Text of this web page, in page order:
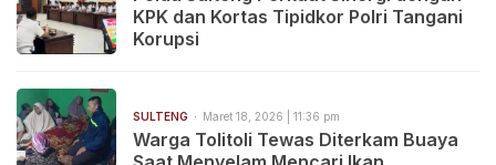
KPK dan Kortas Tipidkor Polri Tangani
Korupsi
SULTENG Maret 18, 2026 | 11:36 pm
Warga Tolitoli Tewas Diterkam Buaya